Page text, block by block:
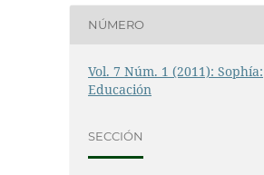
NÚMERO
Vol. 7 Núm. 1 (2011): Sophía:
Educación
SECCIÓN